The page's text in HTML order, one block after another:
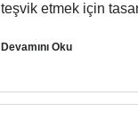
teşvik etmek için
Devamını Oku